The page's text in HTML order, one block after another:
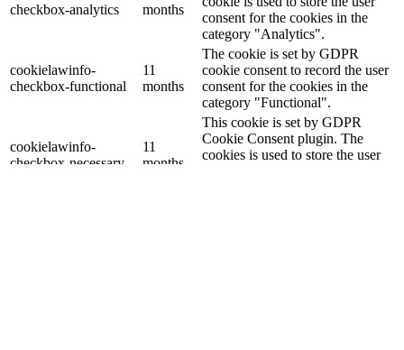
checkbox-analytics
months
consent for the cookies in the
category "Analytics".
cookielawinfo-
checkbox-functional
11
months
The cookie is set by GDPR
cookie consent to record the user
consent for the cookies in the
category "Functional".
cookielawinfo-
checkbox-necessary
11
months
This cookie is set by GDPR
Cookie Consent plugin. The
cookies is used to store the user